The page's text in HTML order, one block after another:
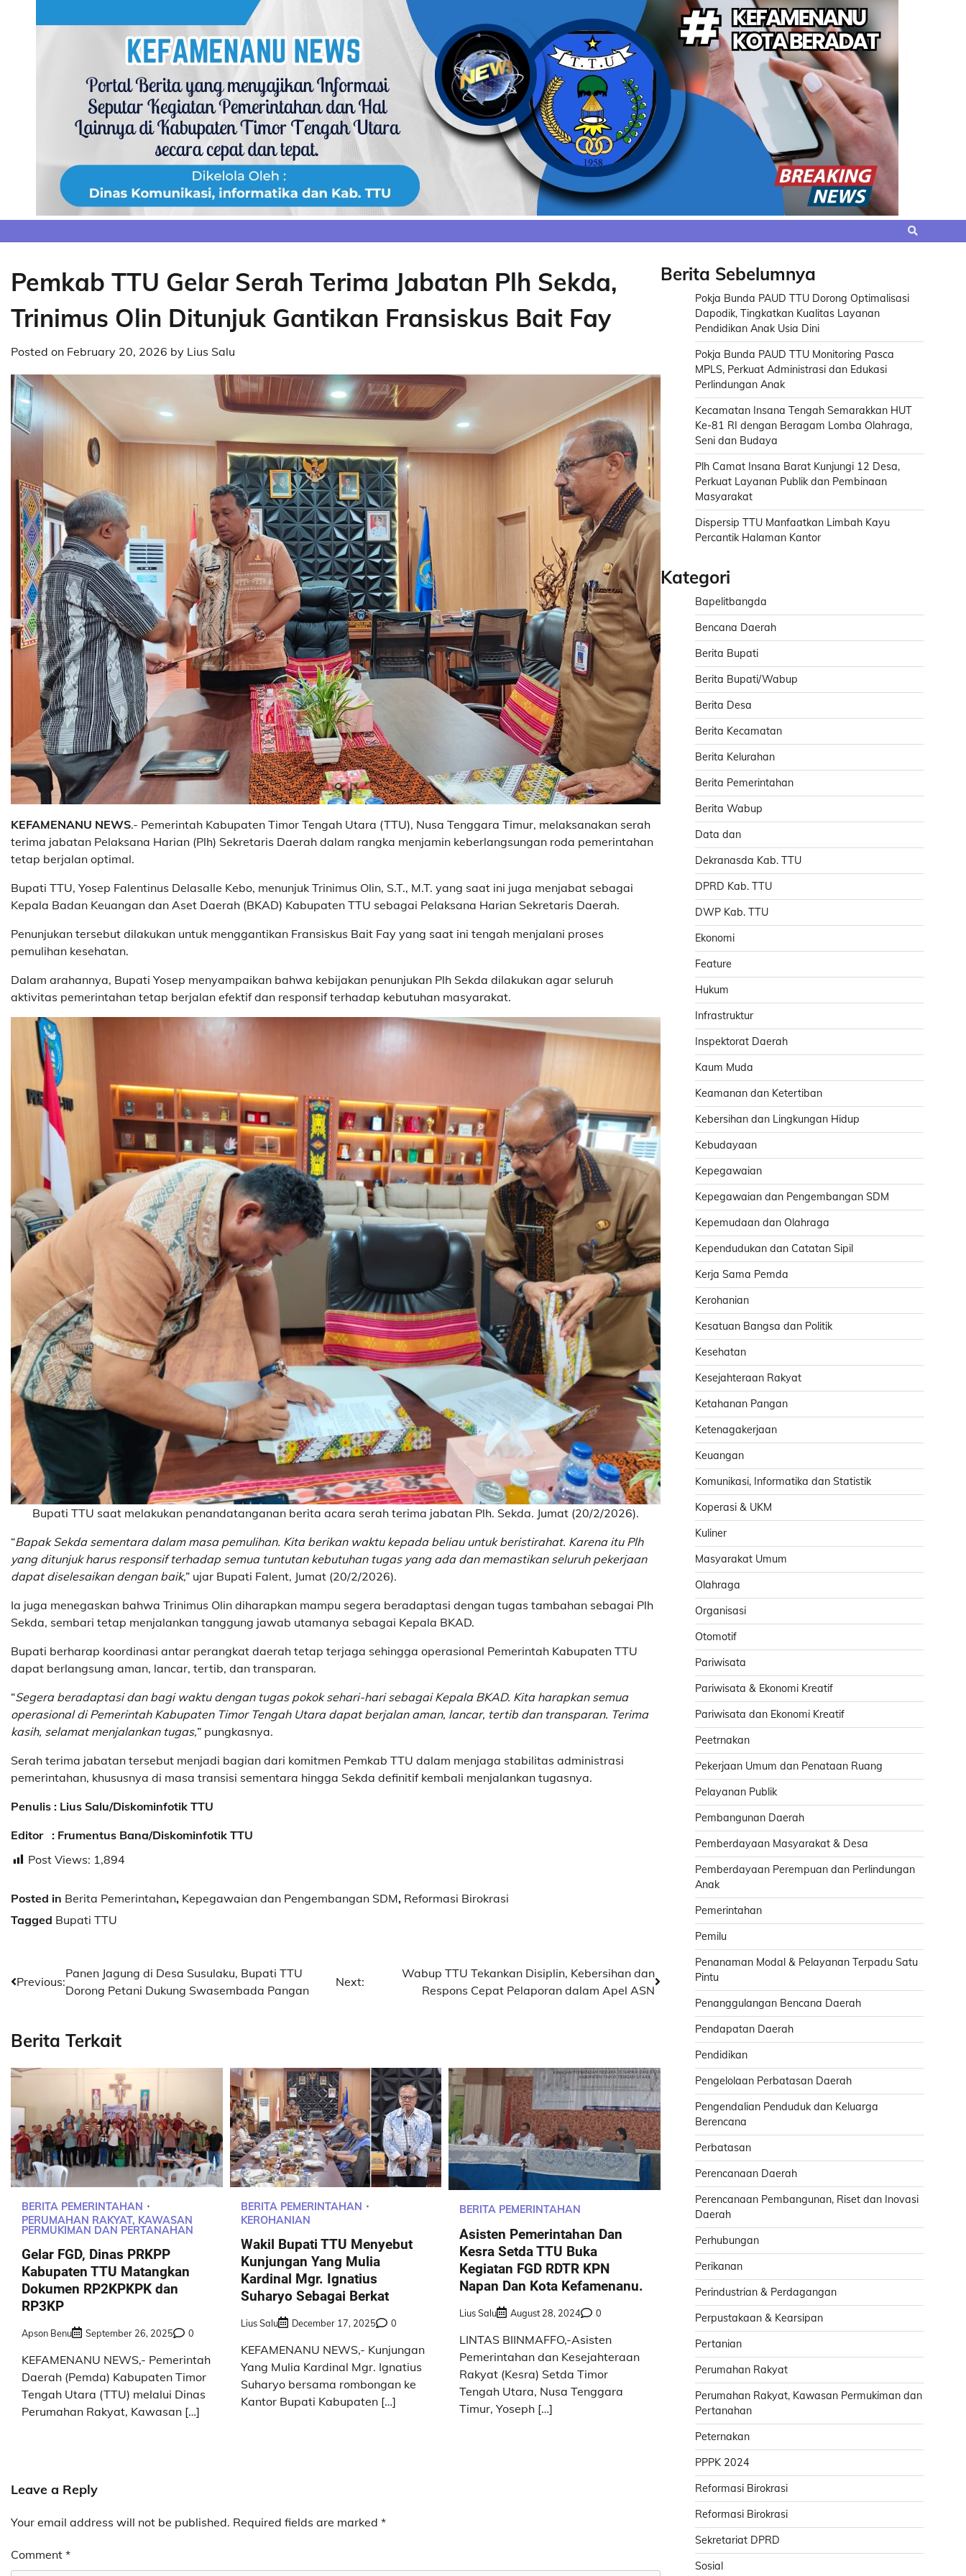
Pemkab TTU Gelar Serah Terima Jabatan Plh Sekda,
Trinimus Olin Ditunjuk Gantikan Fransiskus Bait Fay
Posted on February 20, 2026 by Lius Salu
KEFAMENANU NEWS.- Pemerintah Kabupaten Timor Tengah Utara (TTU), Nusa Tenggara Timur, melaksanakan serah
terima jabatan Pelaksana Harian (Plh) Sekretaris Daerah dalam rangka menjamin keberlangsungan roda pemerintahan
tetap berjalan optimal.
Bupati TTU, Yosep Falentinus Delasalle Kebo, menunjuk Trinimus Olin, S.T., M.T. yang saat ini juga menjabat sebagai
Kepala Badan Keuangan dan Aset Daerah (BKAD) Kabupaten TTU sebagai Pelaksana Harian Sekretaris Daerah.
Penunjukan tersebut dilakukan untuk menggantikan Fransiskus Bait Fay yang saat ini tengah menjalani proses
pemulihan kesehatan.
Dalam arahannya, Bupati Yosep menyampaikan bahwa kebijakan penunjukan Plh Sekda dilakukan agar seluruh
aktivitas pemerintahan tetap berjalan efektif dan responsif terhadap kebutuhan masyarakat.
Bupati TTU saat melakukan penandatanganan berita acara serah terima jabatan Plh. Sekda. Jumat (20/2/2026).
“Bapak Sekda sementara dalam masa pemulihan. Kita berikan waktu kepada beliau untuk beristirahat. Karena itu Plh
yang ditunjuk harus responsif terhadap semua tuntutan kebutuhan tugas yang ada dan memastikan seluruh pekerjaan
dapat diselesaikan dengan baik,” ujar Bupati Falent, Jumat (20/2/2026).
Ia juga menegaskan bahwa Trinimus Olin diharapkan mampu segera beradaptasi dengan tugas tambahan sebagai Plh
Sekda, sembari tetap menjalankan tanggung jawab utamanya sebagai Kepala BKAD.
Bupati berharap koordinasi antar perangkat daerah tetap terjaga sehingga operasional Pemerintah Kabupaten TTU
dapat berlangsung aman, lancar, tertib, dan transparan.
“Segera beradaptasi dan bagi waktu dengan tugas pokok sehari-hari sebagai Kepala BKAD. Kita harapkan semua
operasional di Pemerintah Kabupaten Timor Tengah Utara dapat berjalan aman, lancar, tertib dan transparan. Terima
kasih, selamat menjalankan tugas,” pungkasnya.
Serah terima jabatan tersebut menjadi bagian dari komitmen Pemkab TTU dalam menjaga stabilitas administrasi
pemerintahan, khususnya di masa transisi sementara hingga Sekda definitif kembali menjalankan tugasnya.
Penulis : Lius Salu/Diskominfotik TTU
Editor : Frumentus Bana/Diskominfotik TTU
Post Views: 1,894
Posted in Berita Pemerintahan, Kepegawaian dan Pengembangan SDM, Reformasi Birokrasi
Tagged Bupati TTU
Post
Previous:
Panen Jagung di Desa Susulaku, Bupati TTU
Dorong Petani Dukung Swasembada Pangan
Next:
Wabup TTU Tekankan Disiplin, Kebersihan dan
Respons Cepat Pelaporan dalam Apel ASN
Berita Terkait
BERITA PEMERINTAHAN
PERUMAHAN RAKYAT, KAWASAN
PERMUKIMAN DAN PERTANAHAN
Gelar FGD, Dinas PRKPP
Kabupaten TTU Matangkan
Dokumen RP2KPKPK dan
RP3KP
Apson Benu September 26, 2025 0
KEFAMENANU NEWS,- Pemerintah
Daerah (Pemda) Kabupaten Timor
Tengah Utara (TTU) melalui Dinas
Perumahan Rakyat, Kawasan […]
BERITA PEMERINTAHAN
KEROHANIAN
Wakil Bupati TTU Menyebut
Kunjungan Yang Mulia
Kardinal Mgr. Ignatius
Suharyo Sebagai Berkat
Lius Salu December 17, 2025 0
KEFAMENANU NEWS,- Kunjungan
Yang Mulia Kardinal Mgr. Ignatius
Suharyo bersama rombongan ke
Kantor Bupati Kabupaten […]
BERITA PEMERINTAHAN
Asisten Pemerintahan Dan
Kesra Setda TTU Buka
Kegiatan FGD RDTR KPN
Napan Dan Kota Kefamenanu.
Lius Salu August 28, 2024 0
LINTAS BIINMAFFO,-Asisten
Pemerintahan dan Kesejahteraan
Rakyat (Kesra) Setda Timor
Tengah Utara, Nusa Tenggara
Timur, Yoseph […]
Leave a Reply
Your email address will not be published. Required fields are marked *
Comment *
Berita Sebelumnya
Pokja Bunda PAUD TTU Dorong Optimalisasi
Dapodik, Tingkatkan Kualitas Layanan
Pendidikan Anak Usia Dini
Pokja Bunda PAUD TTU Monitoring Pasca
MPLS, Perkuat Administrasi dan Edukasi
Perlindungan Anak
Kecamatan Insana Tengah Semarakkan HUT
Ke-81 RI dengan Beragam Lomba Olahraga,
Seni dan Budaya
Plh Camat Insana Barat Kunjungi 12 Desa,
Perkuat Layanan Publik dan Pembinaan
Masyarakat
Dispersip TTU Manfaatkan Limbah Kayu
Percantik Halaman Kantor
Kategori
Bapelitbangda
Bencana Daerah
Berita Bupati
Berita Bupati/Wabup
Berita Desa
Berita Kecamatan
Berita Kelurahan
Berita Pemerintahan
Berita Wabup
Data dan
Dekranasda Kab. TTU
DPRD Kab. TTU
DWP Kab. TTU
Ekonomi
Feature
Hukum
Infrastruktur
Inspektorat Daerah
Kaum Muda
Keamanan dan Ketertiban
Kebersihan dan Lingkungan Hidup
Kebudayaan
Kepegawaian
Kepegawaian dan Pengembangan SDM
Kepemudaan dan Olahraga
Kependudukan dan Catatan Sipil
Kerja Sama Pemda
Kerohanian
Kesatuan Bangsa dan Politik
Kesehatan
Kesejahteraan Rakyat
Ketahanan Pangan
Ketenagakerjaan
Keuangan
Komunikasi, Informatika dan Statistik
Koperasi & UKM
Kuliner
Masyarakat Umum
Olahraga
Organisasi
Otomotif
Pariwisata
Pariwisata & Ekonomi Kreatif
Pariwisata dan Ekonomi Kreatif
Peetrnakan
Pekerjaan Umum dan Penataan Ruang
Pelayanan Publik
Pembangunan Daerah
Pemberdayaan Masyarakat & Desa
Pemberdayaan Perempuan dan Perlindungan
Anak
Pemerintahan
Pemilu
Penanaman Modal & Pelayanan Terpadu Satu
Pintu
Penanggulangan Bencana Daerah
Pendapatan Daerah
Pendidikan
Pengelolaan Perbatasan Daerah
Pengendalian Penduduk dan Keluarga
Berencana
Perbatasan
Perencanaan Daerah
Perencanaan Pembangunan, Riset dan Inovasi
Daerah
Perhubungan
Perikanan
Perindustrian & Perdagangan
Perpustakaan & Kearsipan
Pertanian
Perumahan Rakyat
Perumahan Rakyat, Kawasan Permukiman dan
Pertanahan
Peternakan
PPPK 2024
Reformasi Birokrasi
Reformasi Birokrasi
Sekretariat DPRD
Sosial